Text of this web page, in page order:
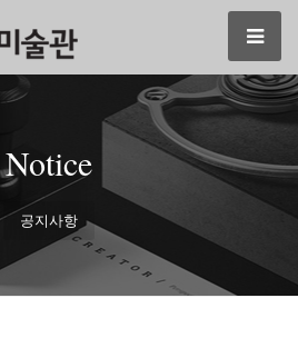
Notice
공지사항